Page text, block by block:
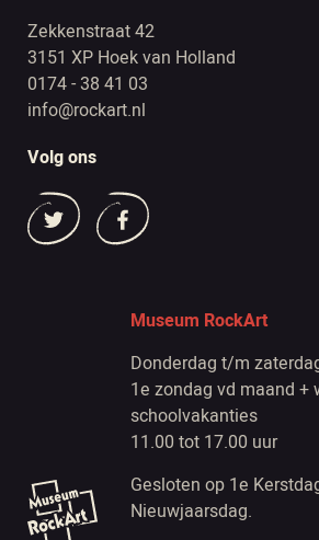
Zekkenstraat 42
3151 XP Hoek van Holland
0174 - 38 41 03
info@rockart.nl
Volg ons
Museum RockArt
Donderdag t/m
1e zondag vd maand +
schoolvakanties
11.00 tot 17.00 uur
Gesloten op 1e
Nieuwjaarsdag.